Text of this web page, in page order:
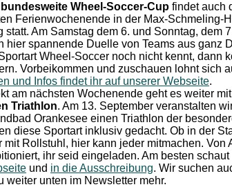
bundesweite Wheel-Soccer-Cup findet auch
Ferienwochenende in der Max-Schmeling-
statt. Am Samstag dem 6. und Sonntag, dem
hier spannende Duelle von Teams aus ganz
Wheel-Soccer noch nicht kennt, dann
Vorbeikommen und zuschauen lohnt sich
und Infos findet ihr auf unserer Webseite.
am nächsten Wochenende geht es weiter
Triathlon. Am 13. September veranstalten
Orankesee einen Triathlon der
diese Sportart inklusiv gedacht. Ob in der
mit Rollstuhl, hier kann jeder mitmachen. Von
ihr seid eingeladen. Am besten
und in die Ausschreibung. Wir suchen
weiter unten im Newsletter mehr.